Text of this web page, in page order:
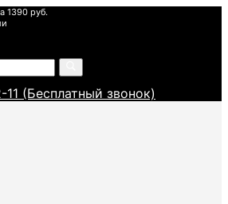
1390 руб.
(Бесплатный звонок)